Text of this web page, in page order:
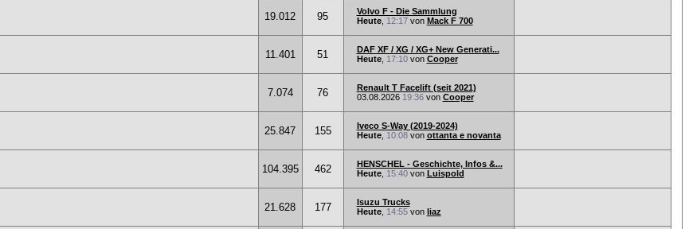
19.012 95
Volvo F - Die Sammlung
Heute, 12:17von Mack F 700
11.401 51
DAF XF / XG / XG+ New Generati...
Heute, 17:10von Cooper
7.074 76
Renault T Facelift (seit 2021)
03.08.2026 19:36von Cooper
25.847 155
Iveco S-Way (2019-2024)
Heute, 10:08von ottanta e novanta
104.395 462
HENSCHEL - Geschichte, Infos &...
Heute, 15:40von Luispold
21.628 177
Isuzu Trucks
Heute, 14:55von liaz